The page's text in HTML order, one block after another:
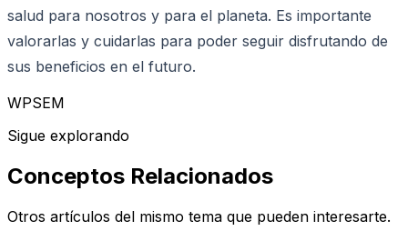
salud para nosotros y para el planeta. Es importante
valorarlas y cuidarlas para poder seguir disfrutando de
sus beneficios en el futuro.
WPSEM
Sigue explorando
Conceptos Relacionados
Otros artículos del mismo tema que pueden interesarte.